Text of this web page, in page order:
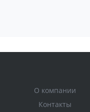
О компании
Контакты